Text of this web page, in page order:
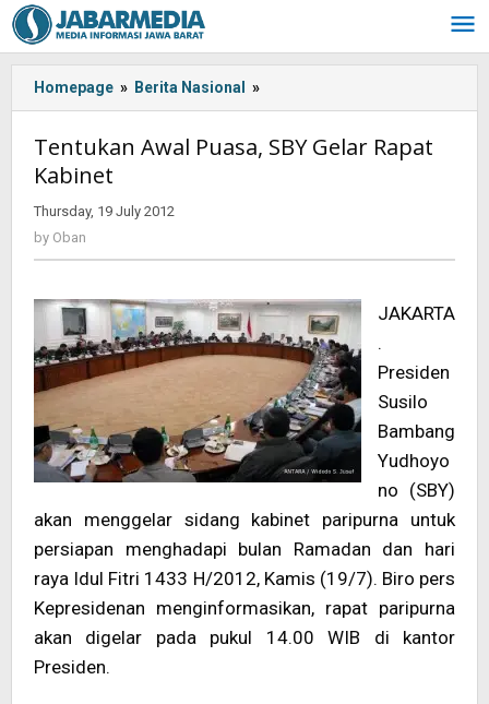
Skip
to
content
Homepage » Berita Nasional »
-:IN-
>Tentukan
-:-
-
>
Tentukan Awal Puasa, SBY Gelar Rapat
Kabinet
Thursday, 19 July 2012
by Oban
JAKARTA
.
Presiden
Susilo
Bambang
Yudhoyo
no (SBY)
akan menggelar sidang kabinet paripurna untuk
persiapan menghadapi bulan Ramadan dan hari
raya Idul Fitri 1433 H/2012, Kamis (19/7). Biro pers
Kepresidenan menginformasikan, rapat paripurna
akan digelar pada pukul 14.00 WIB di kantor
Presiden.